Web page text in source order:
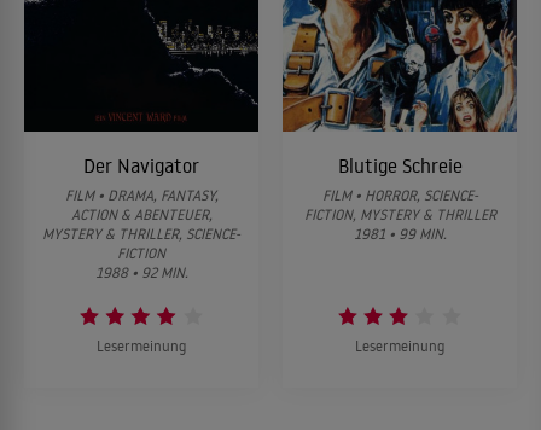
Der Navigator
FILM • DRAMA, FANTASY,
ACTION & ABENTEUER,
MYSTERY & THRILLER, SCIENCE-
FICTION
1988 • 92 MIN.
Lesermeinung
Blutige Schreie
FILM • HORROR, SCIENCE-
FICTION, MYSTERY & THRILLER
1981 • 99 MIN.
Lesermeinung